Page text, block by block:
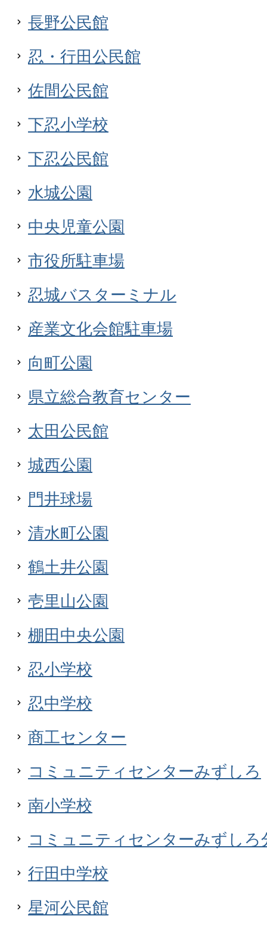
長野公民館
忍・行田公民館
佐間公民館
下忍小学校
下忍公民館
水城公園
中央児童公園
市役所駐車場
忍城バスターミナル
産業文化会館駐車場
向町公園
県立総合教育センター
太田公民館
城西公園
門井球場
清水町公園
鶴土井公園
壱里山公園
棚田中央公園
忍小学校
忍中学校
商工センター
コミュニティセンターみずしろ
南小学校
コミュニティセンターみずしろ
行田中学校
星河公民館